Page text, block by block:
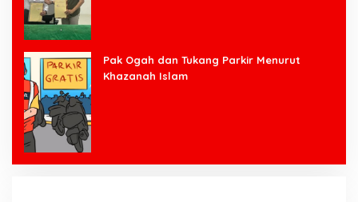
Pak Ogah dan Tukang Parkir Menurut
Khazanah Islam